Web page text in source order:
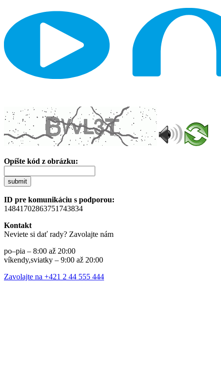
Opíšte kód z obrázku:
submit
ID pre komunikáciu s podporou:
14841702863751743834
Kontakt
Neviete si dať rady? Zavolajte nám
po–pia – 8:00 až 20:00
víkendy,sviatky – 9:00 až 20:00
Zavolajte na +421 2 44 555 444